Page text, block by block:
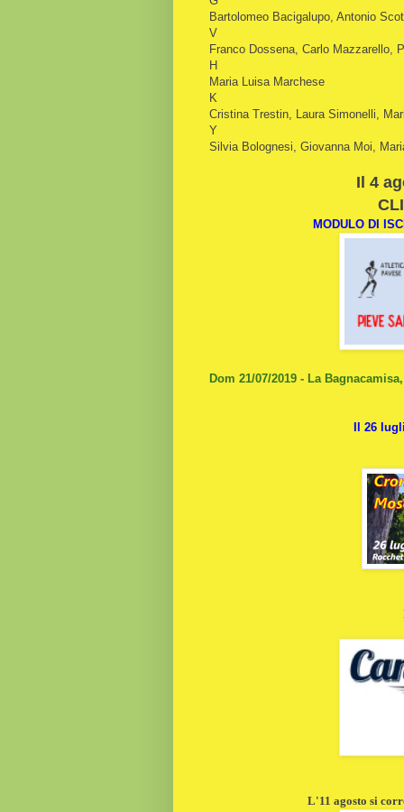
Bartolomeo Bacigalupo, Antonio
V
Franco Dossena, Carlo Mazzarello,
H
Maria Luisa Marchese
K
Cristina Trestin, Laura Simonelli,
Y
Silvia Bolognesi, Giovanna Moi,
Il 4
MODULO DI
Dom 21/07/2019 - La
Il 26
L'11 agosto si